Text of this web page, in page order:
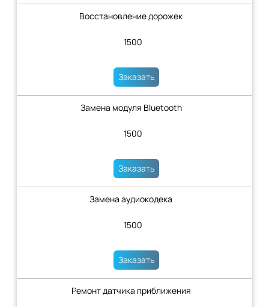
Восстановление дорожек
1500
Заказать
Замена модуля Bluetooth
1500
Заказать
Замена аудиокодека
1500
Заказать
Ремонт датчика приближения